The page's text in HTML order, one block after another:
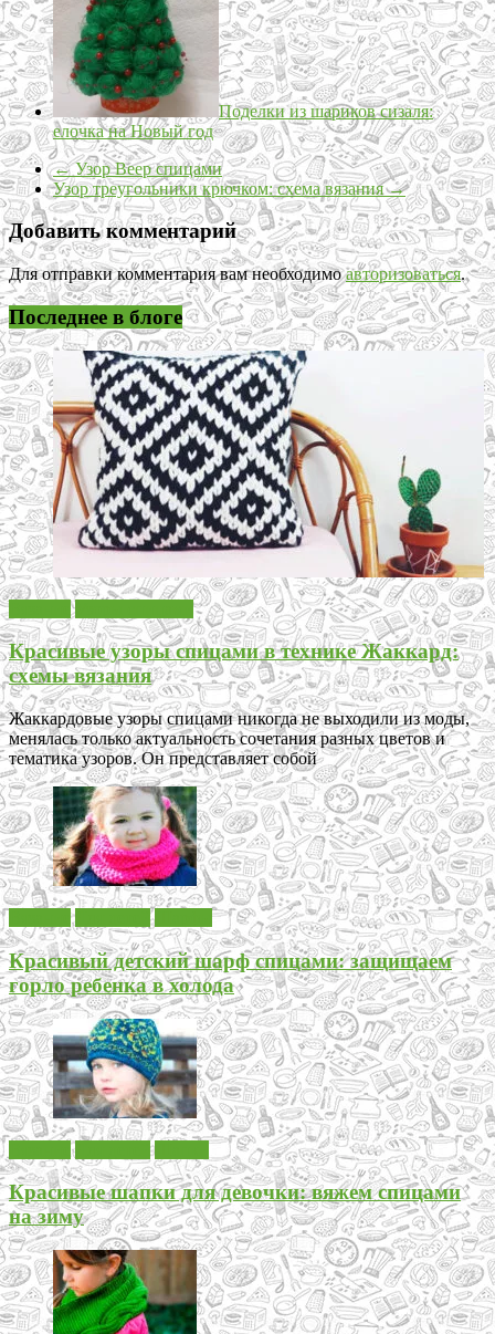
Поделки из шариков сизаля:
елочка на Новый год
←Узор Веер спицами
Узор треугольники крючком: схема вязания→
Добавить комментарий
Для отправки комментария вам необходимоавторизоваться.
Последнее в блоге
Красивые узоры спицами в технике Жаккард:
схемы вязания
Жаккардовые узоры спицами никогда не выходили из моды,
менялась только актуальность сочетания разных цветов и
тематика узоров. Он представляет собой
Красивый детский шарф спицами: защищаем
горло ребенка в холода
Красивые шапки для девочки: вяжем спицами
на зиму